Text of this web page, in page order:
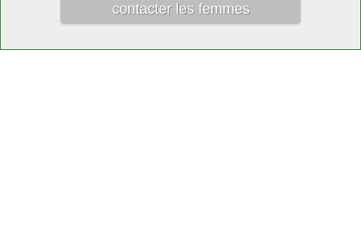
contacter les femmes